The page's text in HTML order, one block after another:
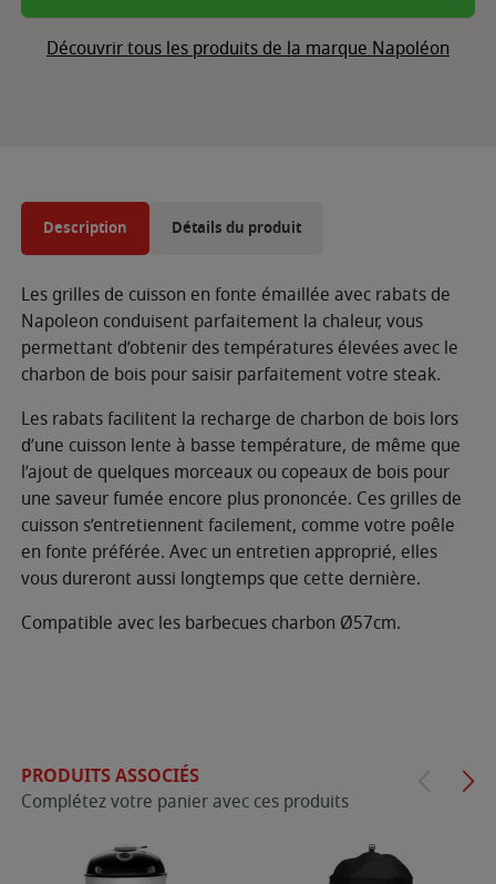
Découvrir tous les produits de la marque Napoléon
Description Détails du produit
Les grilles de cuisson en fonte émaillée avec rabats de
Napoleon conduisent parfaitement la chaleur, vous
permettant d’obtenir des températures élevées avec le
charbon de bois pour saisir parfaitement votre steak.
Les rabats facilitent la recharge de charbon de bois lors
d’une cuisson lente à basse température, de même que
l’ajout de quelques morceaux ou copeaux de bois pour
une saveur fumée encore plus prononcée. Ces grilles de
cuisson s’entretiennent facilement, comme votre poêle
en fonte préférée. Avec un entretien approprié, elles
vous dureront aussi longtemps que cette dernière.
Compatible avec les barbecues charbon Ø57cm.
PRODUITS ASSOCIÉS
Complétez votre panier avec ces produits